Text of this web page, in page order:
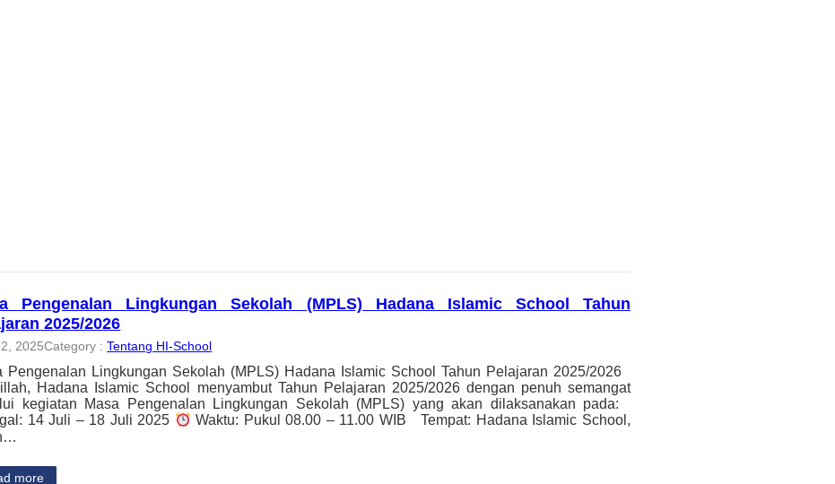
Pengenalan Lingkungan Sekolah (MPLS) Hadana Islamic School Tahun
2025/2026
2025Category :Tentang HI-School
Pengenalan Lingkungan Sekolah (MPLS) Hadana Islamic School Tahun Pelajaran 2025/2026
Hadana Islamic School menyambut Tahun Pelajaran 2025/2026 dengan penuh semangat
kegiatan Masa Pengenalan Lingkungan Sekolah (MPLS) yang akan dilaksanakan pada:
14 Juli – 18 Juli 2025
Waktu: Pukul 08.00 – 11.00 WIB Tempat: Hadana Islamic School,
more